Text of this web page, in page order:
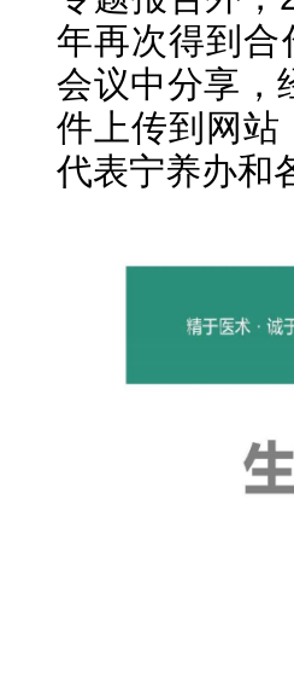
年再次得到合
会议中分享，
件上传到网站
代表宁养办和